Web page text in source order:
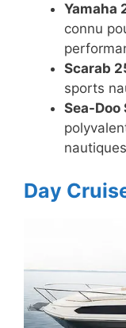
Yamaha
connu
Scarab
sports
Sea-Doo
Day